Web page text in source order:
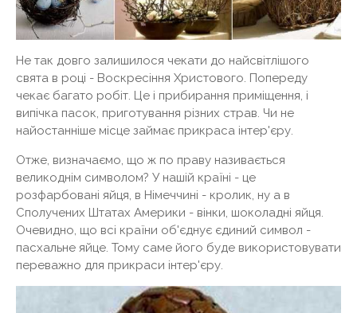
Не так довго залишилося чекати до найсвітлішого
свята в році - Воскресіння Христового. Попереду
чекає багато робіт. Це і прибирання приміщення, і
випічка пасок, приготування різних страв. Чи не
найостанніше місце займає прикраса інтер'єру.
Отже, визначаємо, що ж по праву називається
великоднім символом? У нашій країні - це
розфарбовані яйця, в Німеччині - кролик, ну а в
Сполучених Штатах Америки - вінки, шоколадні яйця.
Очевидно, що всі країни об'єднує єдиний символ -
пасхальне яйце. Тому саме його буде використовувати
переважно для прикраси інтер'єру.